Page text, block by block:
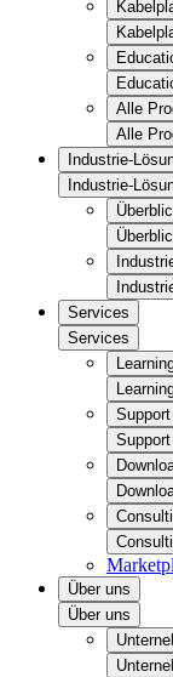
Alle
Alle
Industrie-
Industrie-
Services
Services
Support
Support
Über uns
Über uns